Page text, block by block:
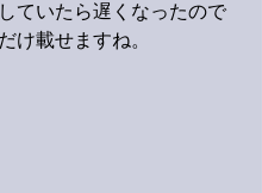
ていたら遅くなったので
け載せますね。